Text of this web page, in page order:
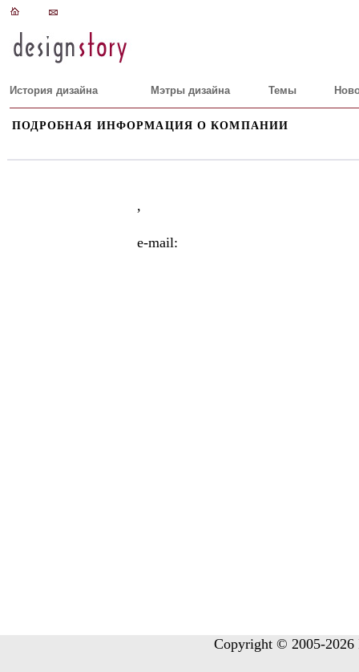
История дизайна Мэтры дизайна Темы
ПОДРОБНАЯ ИНФОРМАЦИЯ О КОМПАНИИ
,
e-mail:
Copyright © 2005-2026